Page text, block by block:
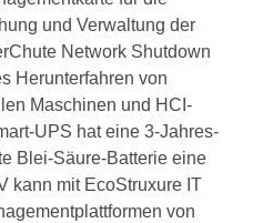
und Verwaltung der
Network Shutdown
Herunterfahren von
Maschinen und HCI-
UPS hat eine 3-Jahres-
Blei-Säure-Batterie eine
kann mit EcoStruxure IT
von